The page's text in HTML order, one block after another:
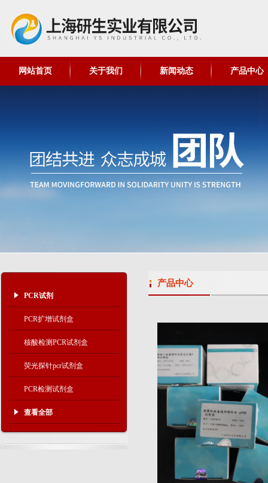
网站首页 关于我们 新闻动态 产品中心
PCR试剂
PCR扩增试剂盒
核酸检测PCR试剂盒
荧光探针pcr试剂盒
PCR检测试剂盒
查看全部
产品中心